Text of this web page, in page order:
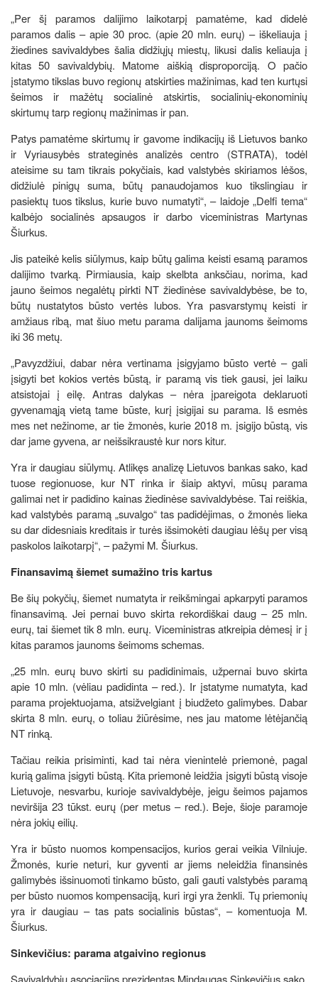
„Per šį paramos dalijimo laikotarpį pamatėme, kad didelė
paramos dalis – apie 30 proc. (apie 20 mln. eurų) – iškeliauja į
žiedines savivaldybes šalia didžiųjų miestų, likusi dalis keliauja į
kitas 50 savivaldybių. Matome aiškią disproporciją. O pačio
įstatymo tikslas buvo regionų atskirties mažinimas, kad ten kurtųsi
šeimos ir mažėtų socialinė atskirtis, socialinių-ekonominių
skirtumų tarp regionų mažinimas ir pan.
Patys pamatėme skirtumų ir gavome indikacijų iš Lietuvos banko
ir Vyriausybės strateginės analizės centro (STRATA), todėl
ateisime su tam tikrais pokyčiais, kad valstybės skiriamos lėšos,
didžiulė pinigų suma, būtų panaudojamos kuo tikslingiau ir
pasiektų tuos tikslus, kurie buvo numatyti“, – laidoje „Delfi tema“
kalbėjo socialinės apsaugos ir darbo viceministras Martynas
Šiurkus.
Jis pateikė kelis siūlymus, kaip būtų galima keisti esamą paramos
dalijimo tvarką. Pirmiausia, kaip skelbta anksčiau, norima, kad
jauno šeimos negalėtų pirkti NT žiedinėse savivaldybėse, be to,
būtų nustatytos būsto vertės lubos. Yra pasvarstymų keisti ir
amžiaus ribą, mat šiuo metu parama dalijama jaunoms šeimoms
iki 36 metų.
„Pavyzdžiui, dabar nėra vertinama įsigyjamo būsto vertė – gali
įsigyti bet kokios vertės būstą, ir paramą vis tiek gausi, jei laiku
atsistojai į eilę. Antras dalykas – nėra įpareigota deklaruoti
gyvenamąją vietą tame būste, kurį įsigijai su parama. Iš esmės
mes net nežinome, ar tie žmonės, kurie 2018 m. įsigijo būstą, vis
dar jame gyvena, ar neišsikraustė kur nors kitur.
Yra ir daugiau siūlymų. Atlikęs analizę Lietuvos bankas sako, kad
tuose regionuose, kur NT rinka ir šiaip aktyvi, mūsų parama
galimai net ir padidino kainas žiedinėse savivaldybėse. Tai reiškia,
kad valstybės paramą „suvalgo“ tas padidėjimas, o žmonės lieka
su dar didesniais kreditais ir turės išsimokėti daugiau lėšų per visą
paskolos laikotarpį“, – pažymi M. Šiurkus.
Finansavimą šiemet sumažino tris kartus
Be šių pokyčių, šiemet numatyta ir reikšmingai apkarpyti paramos
finansavimą. Jei pernai buvo skirta rekordiškai daug – 25 mln.
eurų, tai šiemet tik 8 mln. eurų. Viceministras atkreipia dėmesį ir į
kitas paramos jaunoms šeimoms schemas.
„25 mln. eurų buvo skirti su padidinimais, užpernai buvo skirta
apie 10 mln. (vėliau padidinta – red.). Ir įstatyme numatyta, kad
parama projektuojama, atsižvelgiant į biudžeto galimybes. Dabar
skirta 8 mln. eurų, o toliau žiūrėsime, nes jau matome lėtėjančią
NT rinką.
Tačiau reikia prisiminti, kad tai nėra vienintelė priemonė, pagal
kurią galima įsigyti būstą. Kita priemonė leidžia įsigyti būstą visoje
Lietuvoje, nesvarbu, kurioje savivaldybėje, jeigu šeimos pajamos
neviršija 23 tūkst. eurų (per metus – red.). Beje, šioje paramoje
nėra jokių eilių.
Yra ir būsto nuomos kompensacijos, kurios gerai veikia Vilniuje.
Žmonės, kurie neturi, kur gyventi ar jiems neleidžia finansinės
galimybės išsinuomoti tinkamo būsto, gali gauti valstybės paramą
per būsto nuomos kompensaciją, kuri irgi yra ženkli. Tų priemonių
yra ir daugiau – tas pats socialinis būstas“, – komentuoja M.
Šiurkus.
Sinkevičius: parama atgaivino regionus
Savivaldybių asociacijos prezidentas Mindaugas Sinkevičius sako,